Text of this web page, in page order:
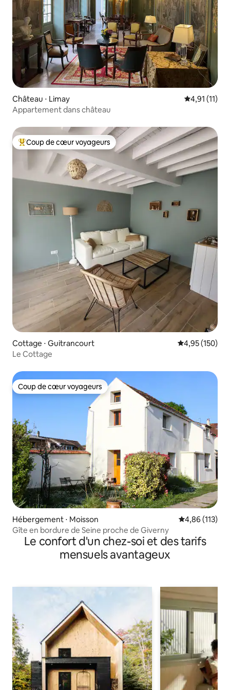
Château ⋅ Limay Évaluation
4,91 (11)
Appartement dans château
Coups de cœur voyageurs les plus appréciés
Coup de cœur voyageurs
Cottage ⋅ Guitrancourt Évaluation
4,95 (150)
Le Cottage
Coup de cœur voyageurs
Coup de cœur voyageurs
Hébergement ⋅ Moisson Évaluation
4,86 (113)
Gîte en bordure de Seine proche de Giverny
Le confort d'un chez-soi et des tarifs
mensuels avantageux